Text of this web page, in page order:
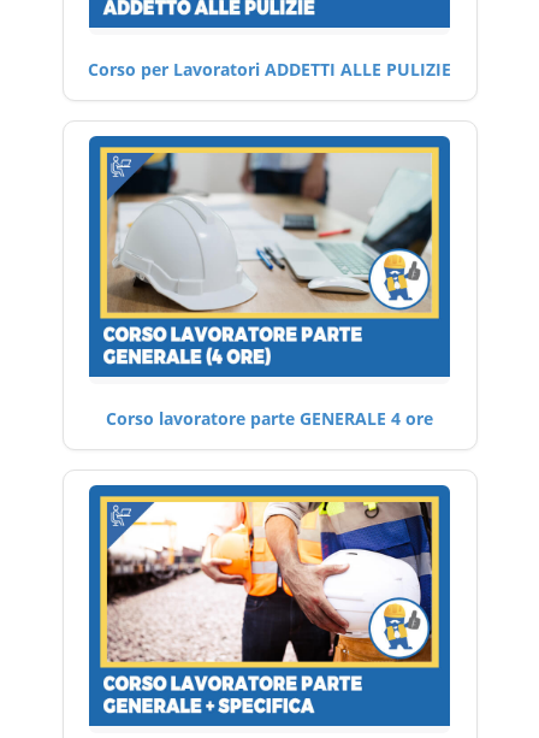
Corso per Lavoratori ADDETTI ALLE PULIZIE
Corso lavoratore parte GENERALE 4 ore